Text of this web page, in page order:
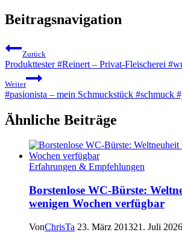
Beitragsnavigation
Zurück
Produkttester #Reinert – Privat-Fleischerei
Weiter
#pasionista – mein Schmuckstück #schmuck
Ähnliche Beiträge
Erfahrungen & Empfehlungen
Borstenlose WC-Bürste:
wenigen Wochen verfügbar
VonChrisTa 23. März 201321. Juli 2026